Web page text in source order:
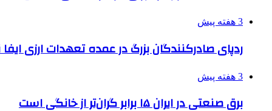
3 هفته پیش
ردپای صادرکنندگان بزرگ در عمده تعهدات ارزی
3 هفته پیش
برق صنعتی در ایران ۱۵ برابر گران‌تر از خانگی است